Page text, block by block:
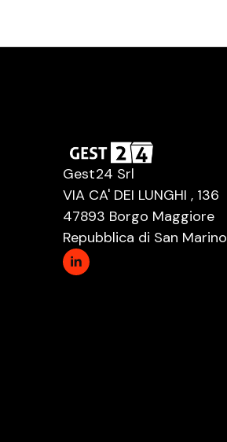
Gest24 Srl
VIA CA' DEI LUNGHI , 136
47893 Borgo Maggiore
Repubblica di San Marino